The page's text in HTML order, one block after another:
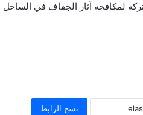
لمكافحة آثار الجفاف في الساحل
نسخ الرابط